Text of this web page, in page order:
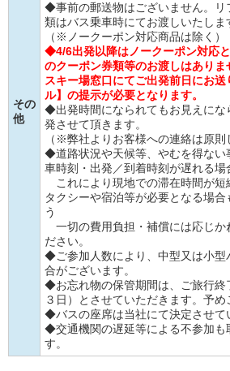
その
他
◆事前の郵送物はございません。リ
類はバス乗車時にてお渡しいたしま
（※ノークーポン対応商品は除く）
◆4/6出発以降はノークーポン対応
のクーポン券類等のお渡しはありま
スキー場窓口にてご出発前日にお
ル】の提示が必要となります。
◆出発時間になられてもお見えにな
発させて頂きます。
（※弊社よりお客様への連絡は原則
◆道路状況や天候等、やむを得ない
車時刻・出発／到着時刻が遅れる場
これにより現地での滞在時間が短
タクシーや宿泊等が必要となる場
う
一切の費用負担・補償には応じか
ださい。
◆ご参加人数により、中型又は小型
合がございます。
◆お忘れ物の保管期間は、ご旅行終
３日）とさせていただきます。予
◆バスの座席は当社にて決定させて
◆交通機関の遅延等による不参加も
す。